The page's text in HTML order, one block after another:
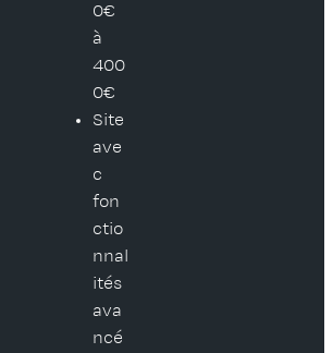
0€
à
400
0€
Site
ave
c
fon
ctio
nnal
ités
ava
ncé